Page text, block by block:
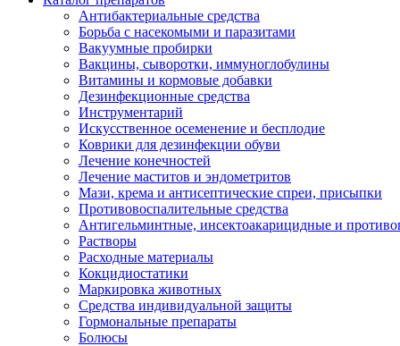
Антибактериальные средства
Борьба с насекомыми и паразитами
Вакуумные пробирки
Вакцины, сыворотки, иммуноглобулины
Витамины и кормовые добавки
Дезинфекционные средства
Инструментарий
Искусственное осеменение и бесплодие
Коврики для дезинфекции обуви
Лечение конечностей
Лечение маститов и эндометритов
Мази, крема и антисептические спреи, присыпки
Противовоспалительные средства
Антигельминтные, инсектоакарицидные и
Растворы
Расходные материалы
Кокцидиостатики
Маркировка животных
Средства индивидуальной защиты
Гормональные препараты
Болюсы